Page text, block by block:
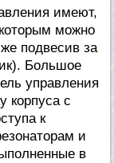
имеют,
можно
подвесив за
Большое
управления
корпуса с
к
и
в